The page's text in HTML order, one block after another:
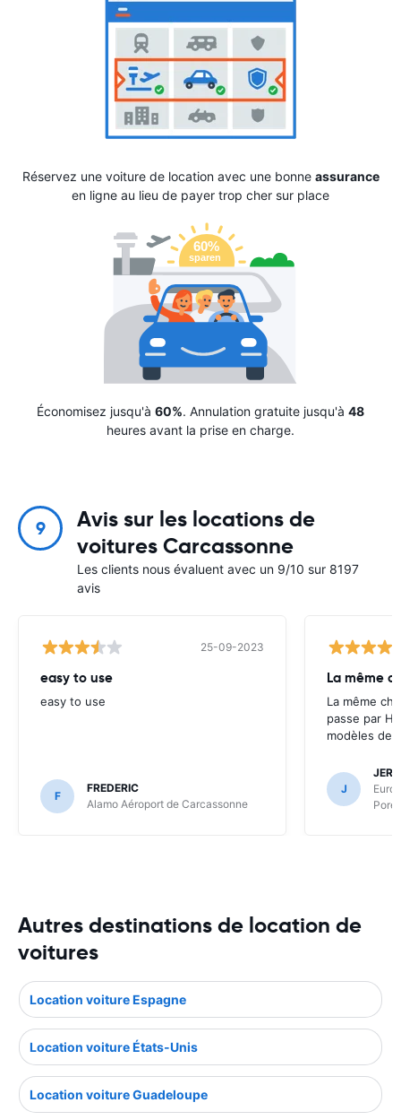
Réservez une voiture de location avec une bonne assurance
en ligne au lieu de payer trop cher sur place
Économisez jusqu'à 60%. Annulation gratuite jusqu'à 48
heures avant la prise en charge.
9
Avis sur les locations de
voitures Carcassonne
Les clients nous évaluent avec un 9/10 sur 8197
avis
25-09-2023
easy to use
easy to use
F
FREDERIC
Alamo Aéroport de Carcassonne
La même
La même
passe par
modèles de
J
Autres destinations de location de
voitures
Location voiture Espagne
Location voiture États-Unis
Location voiture Guadeloupe